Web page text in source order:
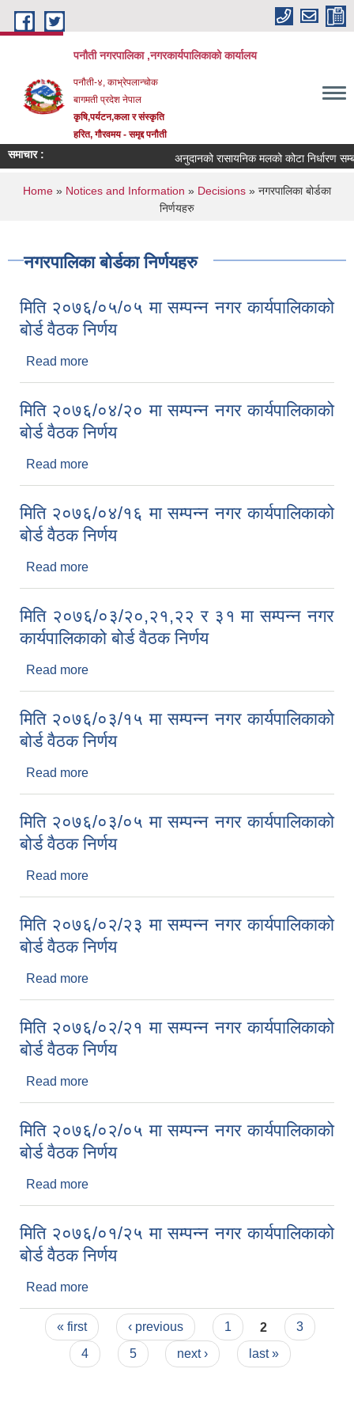
Skip to main content
पनौती नगरपालिका ,नगरकार्यपालिकाको कार्यालय
पनौती-४, काभ्रेपलान्चोक
बागमती प्रदेश नेपाल
कृषि,पर्यटन,कला र संस्कृति
हरित, गौरवमय - समृद्द पनौती
समाचार : अनुदानको रासायनिक मलको कोटा निर्धारण
You are here
Home » Notices and Information » Decisions » नगरपालिका बोर्डका
निर्णयहरु
नगरपालिका बोर्डका निर्णयहरु
मिति २०७६/०५/०५ मा सम्पन्न नगर कार्यपालिकाको
बोर्ड वैठक निर्णय
Read more
मिति २०७६/०४/२० मा सम्पन्न नगर कार्यपालिकाको
बोर्ड वैठक निर्णय
Read more
मिति २०७६/०४/१६ मा सम्पन्न नगर कार्यपालिकाको
बोर्ड वैठक निर्णय
Read more
मिति २०७६/०३/२०,२१,२२ र ३१ मा सम्पन्न नगर
कार्यपालिकाको बोर्ड वैठक निर्णय
Read more
मिति २०७६/०३/१५ मा सम्पन्न नगर कार्यपालिकाको
बोर्ड वैठक निर्णय
Read more
मिति २०७६/०३/०५ मा सम्पन्न नगर कार्यपालिकाको
बोर्ड वैठक निर्णय
Read more
मिति २०७६/०२/२३ मा सम्पन्न नगर कार्यपालिकाको
बोर्ड वैठक निर्णय
Read more
मिति २०७६/०२/२१ मा सम्पन्न नगर कार्यपालिकाको
बोर्ड वैठक निर्णय
Read more
मिति २०७६/०२/०५ मा सम्पन्न नगर कार्यपालिकाको
बोर्ड वैठक निर्णय
Read more
मिति २०७६/०१/२५ मा सम्पन्न नगर कार्यपालिकाको
बोर्ड वैठक निर्णय
Read more
Pages
« first ‹ previous 1 2
3
4
5 next › last »